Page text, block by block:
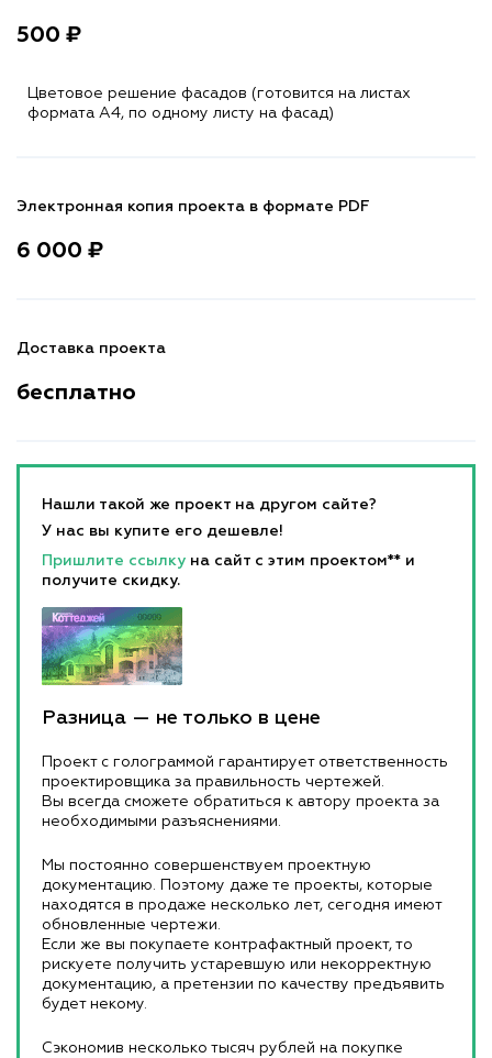
500 ₽
Цветовое решение фасадов (готовится на листах
формата A4, по одному листу на фасад)
Электронная копия проекта в формате PDF
6 000 ₽
Доставка проекта
бесплатно
Нашли такой же проект на другом сайте?
У нас вы купите его дешевле!
Пришлите ссылку на сайт с этим проектом** и
получите скидку.
Разница — не только в цене
Проект с голограммой гарантирует ответственность
проектировщика за правильность чертежей.
Вы всегда сможете обратиться к автору проекта за
необходимыми разъяснениями.
Мы постоянно совершенствуем проектную
документацию. Поэтому даже те проекты, которые
находятся в продаже несколько лет, сегодня имеют
обновленные чертежи.
Если же вы покупаете контрафактный проект, то
рискуете получить устаревшую или некорректную
документацию, а претензии по качеству предъявить
будет некому.
Сэкономив несколько тысяч рублей на покупке